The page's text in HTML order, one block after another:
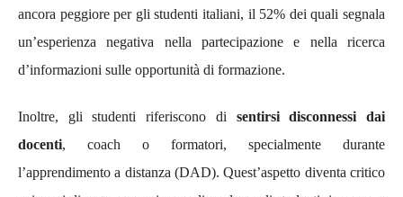
ancora peggiore per gli studenti italiani, il 52% dei quali segnala
un’esperienza negativa nella partecipazione e nella ricerca
d’informazioni sulle opportunità di formazione.
Inoltre, gli studenti riferiscono di sentirsi disconnessi dai
docenti, coach o formatori, specialmente durante
l’apprendimento a distanza (DAD). Quest’aspetto diventa critico